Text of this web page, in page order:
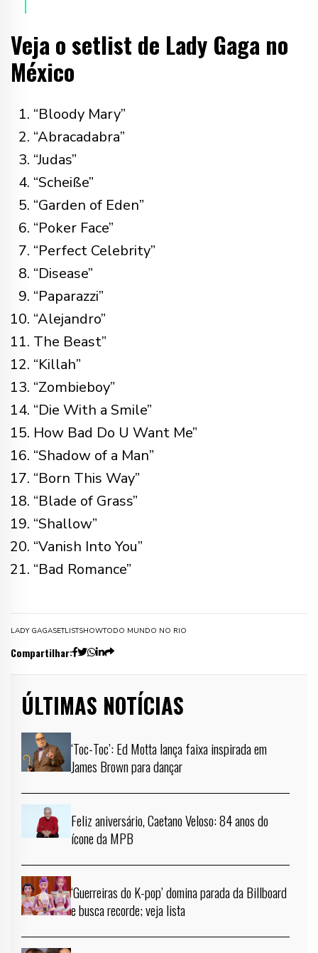
Veja o setlist de Lady Gaga no
México
“Bloody Mary”
“Abracadabra”
“Judas”
“Scheiße”
“Garden of Eden”
“Poker Face”
“Perfect Celebrity”
“Disease”
“Paparazzi”
“Alejandro”
The Beast”
“Killah”
“Zombieboy”
“Die With a Smile”
How Bad Do U Want Me”
“Shadow of a Man”
“Born This Way”
“Blade of Grass”
“Shallow”
“Vanish Into You”
“Bad Romance”
LADY GAGASETLISTSHOWTODO MUNDO NO RIO
Compartilhar:
ÚLTIMAS NOTÍCIAS
‘Toc-Toc’: Ed Motta lança faixa inspirada em
James Brown para dançar
Feliz aniversário, Caetano Veloso: 84 anos do
ícone da MPB
‘Guerreiras do K-pop’ domina parada da Billboard
e busca recorde; veja lista